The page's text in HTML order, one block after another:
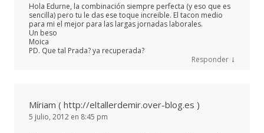
Hola Edurne, la combinación siempre perfecta (y eso que es
sencilla) pero tu le das ese toque increible. El tacon medio
para mi el mejor para las largas jornadas laborales.
Un beso
Moica
PD. Que tal Prada? ya recuperada?
Responder ↓
Míriam ( http://eltallerdemir.over-blog.es )
5 julio, 2012 en 8:45 pm